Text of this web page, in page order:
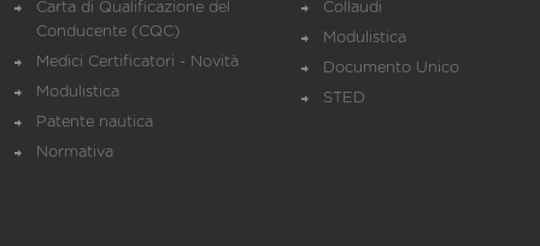
Carta di Qualificazione del
Conducente (CQC)
Medici Certificatori - Novità
Modulistica
Patente nautica
Normativa
Collaudi
Modulistica
Documento Unico
STED